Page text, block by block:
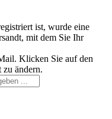
ist, wurde eine
mit dem Sie Ihr
Klicken Sie auf den
ändern.